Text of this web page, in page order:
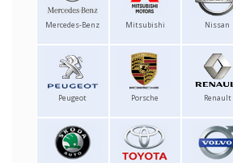
Mercedes-Benz Mitsubishi Nissan
Peugeot Porsche Renault